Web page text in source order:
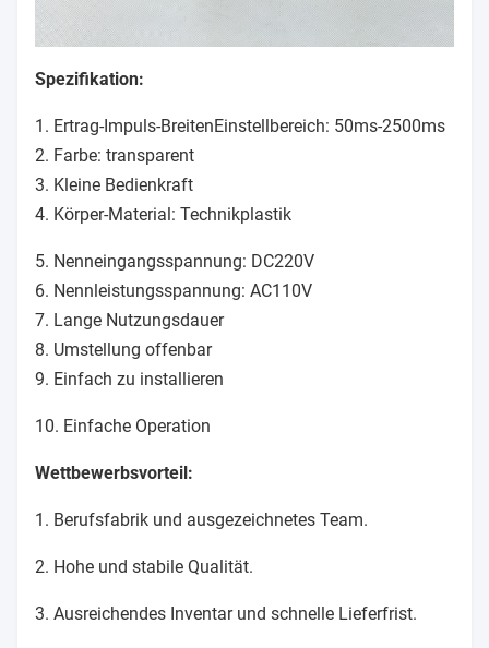
Spezifikation:
1. Ertrag-Impuls-BreitenEinstellbereich: 50ms-2500ms
2. Farbe: transparent
3. Kleine Bedienkraft
4. Körper-Material: Technikplastik
5. Nenneingangsspannung: DC220V
6. Nennleistungsspannung: AC110V
7. Lange Nutzungsdauer
8. Umstellung offenbar
9. Einfach zu installieren
10. Einfache Operation
Wettbewerbsvorteil:
1. Berufsfabrik und ausgezeichnetes Team.
2. Hohe und stabile Qualität.
3. Ausreichendes Inventar und schnelle Lieferfrist.